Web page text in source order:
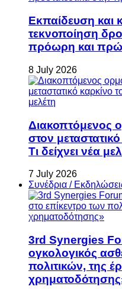
Εκπαίδευση και
τεκνοποίηση
πρόωρη και
8 July 2026
Διακοπτόμενος
στον
Τι δείχνει νέα
7 July 2026
Συνέδρια /
3rd Synergies
ογκολογικός
πολιτικών, της